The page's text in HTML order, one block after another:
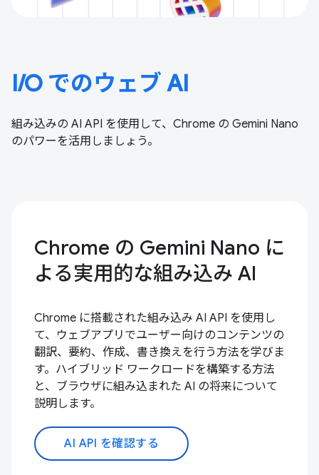
I/O でのウェブ AI
組み込みの AI API を使用して、Chrome の Gemini Nano
のパワーを活用しましょう。
Chrome の Gemini Nano に
よる実用的な組み込み AI
Chrome に搭載された組み込み AI API を使用し
て、ウェブアプリでユーザー向けのコンテンツの
翻訳、要約、作成、書き換えを行う方法を学びま
す。ハイブリッド ワークロードを構築する方法
と、ブラウザに組み込まれた AI の将来について
説明します。
AI API を確認する